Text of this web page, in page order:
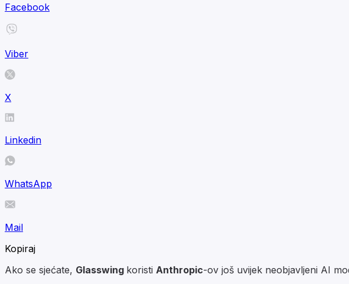
Facebook
Viber
X
Linkedin
WhatsApp
Mail
Kopiraj
Ako se sjećate, Glasswing koristi Anthropic-ov još uvijek neobjavljeni AI